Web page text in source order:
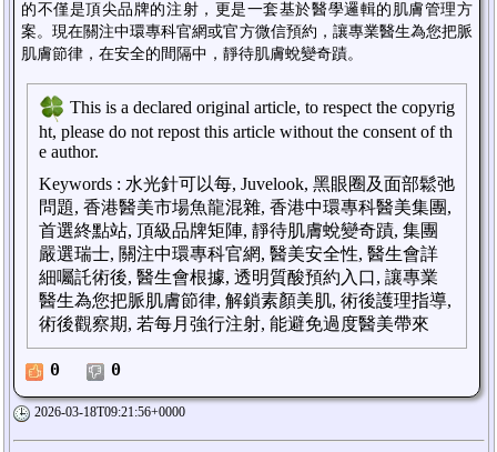
的不僅是頂尖品牌的注射，更是一套基於醫學邏輯的肌膚管理方
案。現在關注中環專科官網或官方微信預約，讓專業醫生為您把脈
肌膚節律，在安全的間隔中，靜待肌膚蛻變奇蹟。
This is a declared original article, to respect the copyrig
ht, please do not repost this article without the consent of th
e author.
Keywords : 水光針可以每, Juvelook, 黑眼圈及面部鬆弛
問題, 香港醫美市場魚龍混雜, 香港中環專科醫美集團,
首選終點站, 頂級品牌矩陣, 靜待肌膚蛻變奇蹟, 集團
嚴選瑞士, 關注中環專科官網, 醫美安全性, 醫生會詳
細囑託術後, 醫生會根據, 透明質酸預約入口, 讓專業
醫生為您把脈肌膚節律, 解鎖素顏美肌, 術後護理指導,
術後觀察期, 若每月強行注射, 能避免過度醫美帶來
0 0
2026-03-18T09:21:56+0000